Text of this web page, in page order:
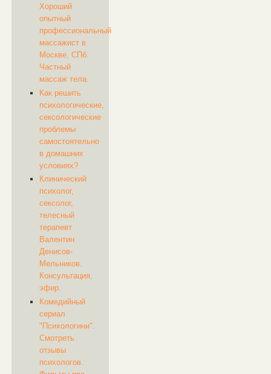
Хороший
опытный
профессиональный
массажист в
Москве, СПб.
Частный
массаж тела.
Как решить
психологические,
сексологические
проблемы
самостоятельно
в домашних
условиях?
Клинический
психолог,
сексолог,
телесный
терапевт
Валентин
Денисов-
Мельников.
Консультация,
эфир.
Комедийный
сериал
"Психологини".
Смотреть
отзывы
психологов.